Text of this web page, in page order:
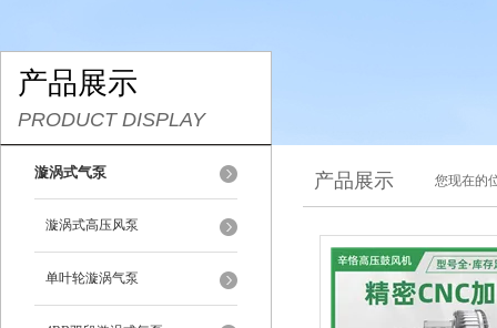
产品展示
PRODUCT DISPLAY
漩涡式气泵
漩涡式高压风泵
单叶轮漩涡气泵
产品展示 您现在的